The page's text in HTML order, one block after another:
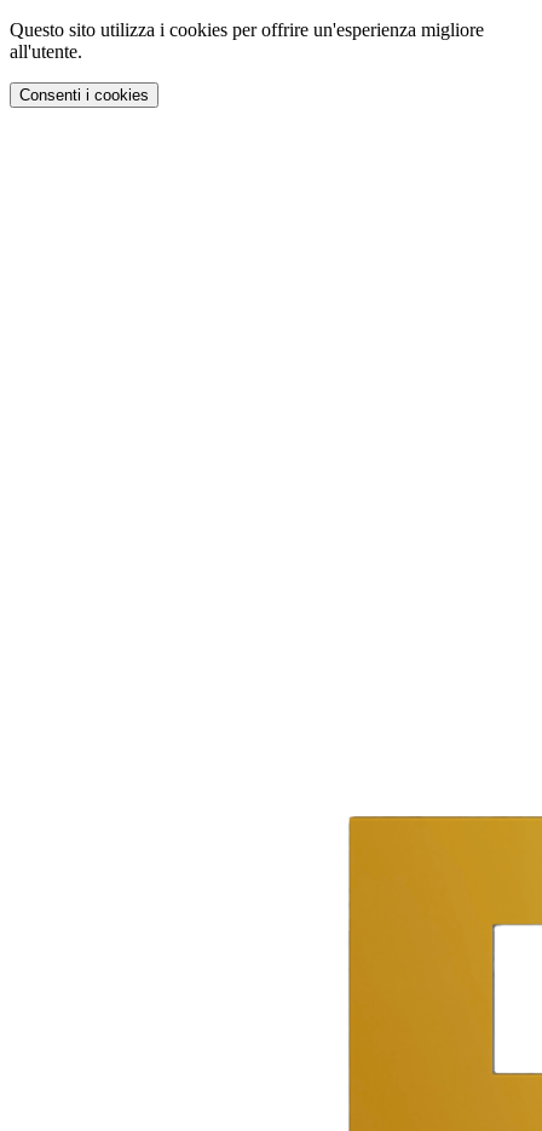
Questo sito utilizza i cookies per offrire un'esperienza migliore
all'utente.
Consenti i cookies